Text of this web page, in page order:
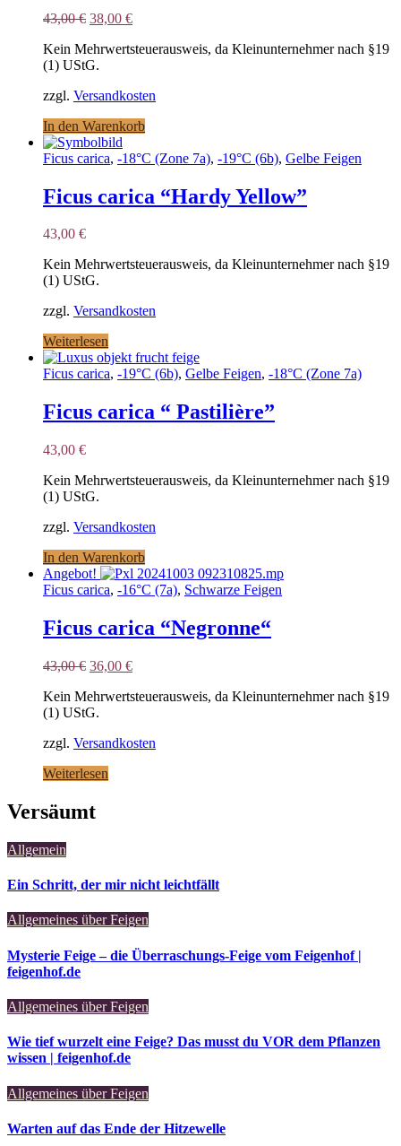
43,00€ Ursprünglicher
war:
43,00 €
38,00 €Aktueller
ist:
Kein Mehrwertsteuerausweis, da Kleinunternehmer nach §19
(1) UStG.
zzgl. Versandkosten
In den Warenkorb
Ficus carica, -18°C (Zone 7a), -19°C (6b), Gelbe Feigen
Ficus carica “Hardy Yellow”
43,00 €
Kein Mehrwertsteuerausweis, da Kleinunternehmer nach §19
(1) UStG.
zzgl. Versandkosten
Weiterlesen
Ficus carica, -19°C (6b), Gelbe Feigen, -18°C (Zone 7a)
Ficus carica “ Pastilière”
43,00 €
Kein Mehrwertsteuerausweis, da Kleinunternehmer nach §19
(1) UStG.
zzgl. Versandkosten
In den Warenkorb
Angebot!
Ficus carica, -16°C (7a), Schwarze Feigen
Ficus carica “Negronne“
43,00€ Ursprünglicher
war:
43,00 €
36,00 €Aktueller
ist:
Kein Mehrwertsteuerausweis, da Kleinunternehmer nach §19
(1) UStG.
zzgl. Versandkosten
Weiterlesen
Versäumt
Allgemein
Ein Schritt, der mir nicht leichtfällt
Allgemeines über Feigen
Mysterie Feige – die Überraschungs-Feige vom Feigenhof |
feigenhof.de
Allgemeines über Feigen
Wie tief wurzelt eine Feige? Das musst du VOR dem Pflanzen
wissen | feigenhof.de
Allgemeines über Feigen
Warten auf das Ende der Hitzewelle